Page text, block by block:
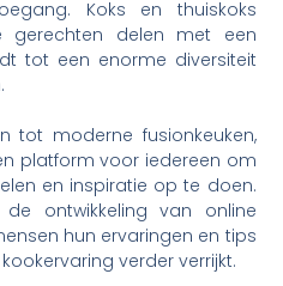
Koks en thuiskoks
gerechten delen met een
tot een enorme diversiteit
tot moderne fusionkeuken,
platform voor iedereen om
en inspiratie op te doen.
ontwikkeling van online
hun ervaringen en tips
verder verrijkt.